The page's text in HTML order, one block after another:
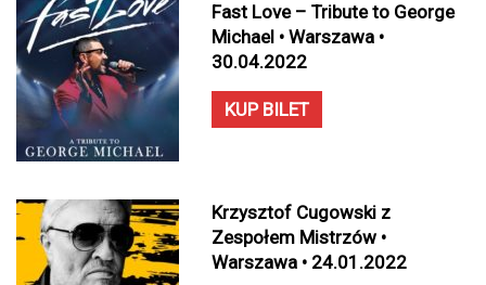
Fast Love – Tribute to George
Michael • Warszawa •
30.04.2022
KUP BILET
Krzysztof Cugowski z
Zespołem Mistrzów •
Warszawa • 24.01.2022